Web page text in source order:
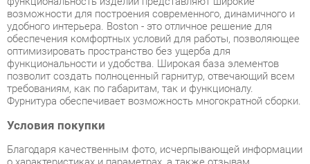
позволит создать полноценный гарнитур, отвечающий всем
требованиям, как по габаритам, так и функционалу.
Фурнитура обеспечивает возможность многократной сборки.
Условия покупки
Благодаря качественным фото, исчерпывающей информации
о характеристиках и параметрах, а также отзывам
покупателей маркетплэйса «Детская мебель Екатеринбург»
POINTEX Boston 01 Венге» категории Готовые комплекты
со скидкой и гарантией от производителя не составит труда.